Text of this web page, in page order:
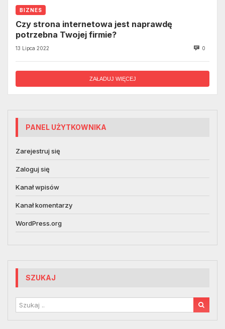
BIZNES
Czy strona internetowa jest naprawdę
potrzebna Twojej firmie?
13 Lipca 2022 0
ZAŁADUJ WIĘCEJ
PANEL UŻYTKOWNIKA
Zarejestruj się
Zaloguj się
Kanał wpisów
Kanał komentarzy
WordPress.org
SZUKAJ